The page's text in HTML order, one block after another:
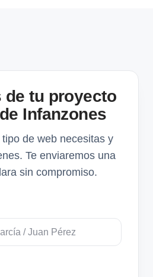
de tu proyecto
Infanzones
de web necesitas y
Te enviaremos una
sin compromiso.